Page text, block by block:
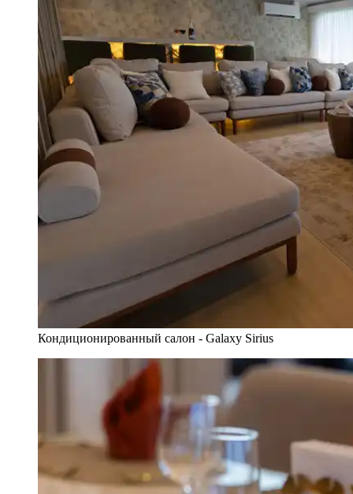
Кондиционированный салон - Galaxy Sirius